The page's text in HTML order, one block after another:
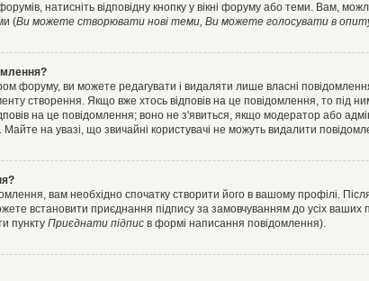
натисніть відповідну кнопку у вікні форуму або теми. Вам,
(Ви можете створювати нові теми, Ви можете голосувати в
форуму, ви можете редагувати і видаляти лише власні
створення. Якщо вже хтось відповів на це повідомлення, то під
на це повідомлення; воно не з'явиться, якщо модератор або
на увазі, що звичайні користувачі не можуть видалити
вам необхідно спочатку створити його в вашому профілі.
встановити приєднання підпису за замовчуванням до усіх
пункту Приєднати підпис в формі написання повідомлення).